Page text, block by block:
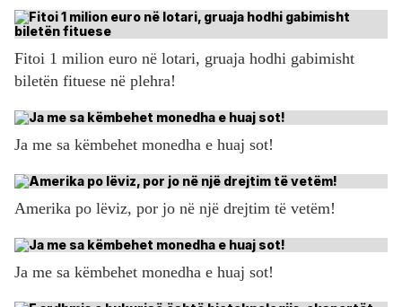
Fitoi 1 milion euro në lotari, gruaja hodhi gabimisht
biletën fituese në plehra!
Ja me sa këmbehet monedha e huaj sot!
Amerika po lëviz, por jo në një drejtim të vetëm!
Ja me sa këmbehet monedha e huaj sot!